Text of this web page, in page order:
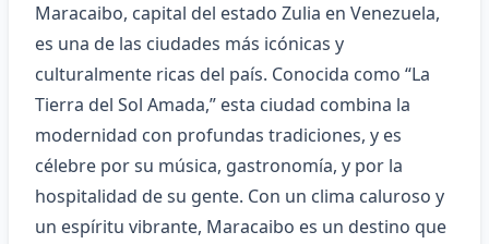
Maracaibo, capital del estado Zulia en Venezuela,
es una de las ciudades más icónicas y
culturalmente ricas del país. Conocida como “La
Tierra del Sol Amada,” esta ciudad combina la
modernidad con profundas tradiciones, y es
célebre por su música, gastronomía, y por la
hospitalidad de su gente. Con un clima caluroso y
un espíritu vibrante, Maracaibo es un destino que